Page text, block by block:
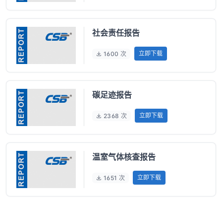
社会责任报告
1600 次 立即下载
碳足迹报告
2368 次 立即下载
温室气体核查报告
1651 次 立即下载